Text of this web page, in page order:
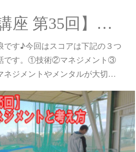
【100切り講座 第35回】スコアは技術とマネジメントと考え方
です♪今回はスコアは下記の３つ
です。①技術②マネジメント③
ネジメントやメンタルが大切…